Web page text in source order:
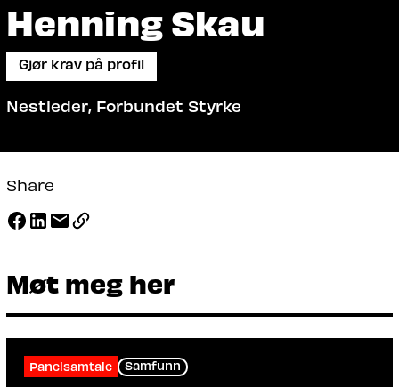
Henning Skau
Gjør krav på profil
Nestleder, Forbundet Styrke
Share
Møt meg her
Panelsamtale Samfunn